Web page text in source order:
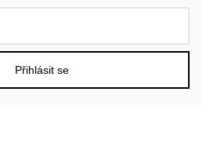
Přihlásit se